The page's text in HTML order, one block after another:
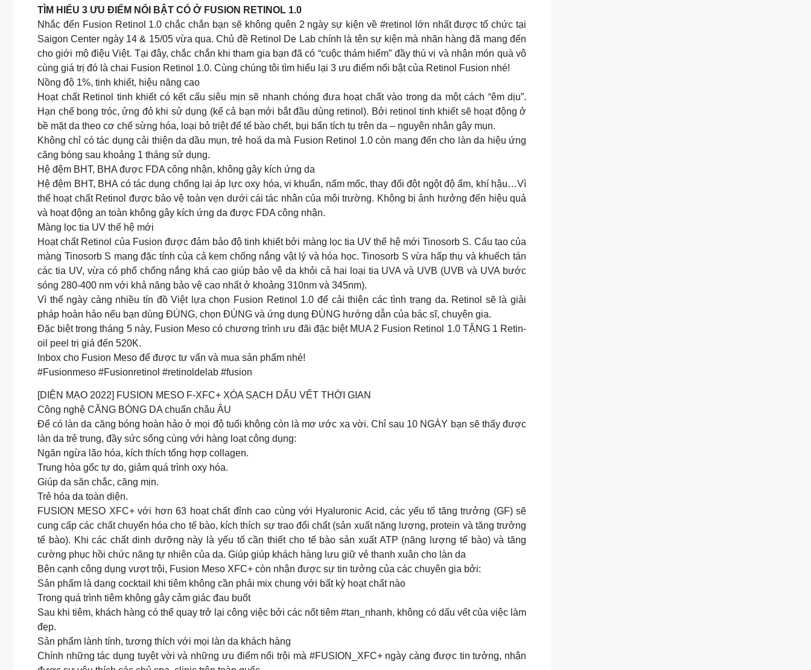
TÌM HIỂU 3 ƯU ĐIỂM NỔI BẬT CÓ Ở FUSION RETINOL 1.0
Nhắc đến Fusion Retinol 1.0 chắc chắn bạn sẽ không quên 2 ngày sự kiện về #retinol lớn nhất được tổ chức tại
Saigon Center ngày 14 & 15/05 vừa qua. Chủ đề Retinol De Lab chính là tên sự kiện mà nhãn hàng đã mang đến
cho giới mộ điệu Việt. Tại đây, chắc chắn khi tham gia bạn đã có “cuộc thám hiểm” đầy thú vị và nhận món quà vô
cùng giá trị đó là chai Fusion Retinol 1.0. Cùng chúng tôi tìm hiểu lại 3 ưu điểm nổi bật của Retinol Fusion nhé!
Nồng độ 1%, tinh khiết, hiệu năng cao
Hoạt chất Retinol tinh khiết có kết cấu siêu mịn sẽ nhanh chóng đưa hoạt chất vào trong da một cách “êm dịu”.
Hạn chế bong tróc, ửng đỏ khi sử dụng (kể cả bạn mới bắt đầu dùng retinol). Bởi retinol tinh khiết sẽ hoạt động ở
bề mặt da theo cơ chế sừng hóa, loại bỏ triệt để tế bào chết, bụi bẩn tích tụ trên da – nguyên nhân gây mụn.
Không chỉ có tác dụng cải thiện da dầu mụn, trẻ hoá da mà Fusion Retinol 1.0 còn mang đến cho làn da hiệu ứng
căng bóng sau khoảng 1 tháng sử dụng.
Hệ đệm BHT, BHA được FDA công nhận, không gây kích ứng da
Hệ đệm BHT, BHA có tác dụng chống lại áp lực oxy hóa, vi khuẩn, nấm mốc, thay đổi đột ngột độ ẩm, khí hậu…Vì
thế hoạt chất Retinol được bảo vệ toàn vẹn dưới cái tác nhân của môi trường. Không bị ảnh hưởng đến hiệu quả
và hoạt động an toàn không gây kích ứng da được FDA công nhận.
Màng lọc tia UV thế hệ mới
Hoạt chất Retinol của Fusion được đảm bảo độ tinh khiết bởi màng lọc tia UV thế hệ mới Tinosorb S. Cấu tạo của
màng Tinosorb S mang đặc tính của cả kem chống nắng vật lý và hóa học. Tinosorb S vừa hấp thụ và khuếch tán
các tia UV, vừa có phổ chống nắng khá cao giúp bảo vệ da khỏi cả hai loại tia UVA và UVB (UVB và UVA bước
sóng 280-400 nm với khả năng bảo vệ cao nhất ở khoảng 310nm và 345nm).
Vì thế ngày càng nhiều tín đồ Việt lựa chọn Fusion Retinol 1.0 để cải thiện các tình trạng da. Retinol sẽ là giải
pháp hoàn hảo nếu bạn dùng ĐÚNG, chọn ĐÚNG và ứng dụng ĐÚNG hướng dẫn của bác sĩ, chuyên gia.
Đặc biệt trong tháng 5 này, Fusion Meso có chương trình ưu đãi đặc biệt MUA 2 Fusion Retinol 1.0 TẶNG 1 Retin-
oil peel trị giá đến 520K.
Inbox cho Fusion Meso để được tư vấn và mua sản phẩm nhé!
#Fusionmeso #Fusionretinol #retinoldelab #fusion
[DIỆN MẠO 2022] FUSION MESO F-XFC+ XÓA SẠCH DẤU VẾT THỜI GIAN
Công nghệ CĂNG BÓNG DA chuẩn châu ÂU
Để có làn da căng bóng hoàn hảo ở mọi độ tuổi không còn là mơ ước xa vời. Chỉ sau 10 NGÀY bạn sẽ thấy được
làn da trẻ trung, đầy sức sống cùng với hàng loạt công dụng:
Ngăn ngừa lão hóa, kích thích tổng hợp collagen.
Trung hòa gốc tự do, giảm quá trình oxy hóa.
Giúp da săn chắc, căng mịn.
Trẻ hóa da toàn diện.
FUSION MESO XFC+ với hơn 63 hoạt chất đỉnh cao cùng với Hyaluronic Acid, các yếu tố tăng trưởng (GF) sẽ
cung cấp các chất chuyển hóa cho tế bào, kích thích sự trao đổi chất (sản xuất năng lượng, protein và tăng trưởng
tế bào). Khi các chất dinh dưỡng này là yếu tố cần thiết cho tế bào sản xuất ATP (năng lượng tế bào) và tăng
cường phục hồi chức năng tự nhiên của da. Giúp giúp khách hàng lưu giữ vẻ thanh xuân cho làn da
Bên cạnh công dụng vượt trội, Fusion Meso XFC+ còn nhận được sự tin tưởng của các chuyên gia bởi:
Sản phẩm là dạng cocktail khi tiêm không cần phải mix chung với bất kỳ hoạt chất nào
Trong quá trình tiêm không gây cảm giác đau buốt
Sau khi tiêm, khách hàng có thể quay trở lại công việc bởi các nốt tiêm #tan_nhanh, không có dấu vết của việc làm
đẹp.
Sản phẩm lành tính, tương thích với mọi làn da khách hàng
Chính những tác dụng tuyệt vời và những ưu điểm nổi trội mà #FUSION_XFC+ ngày càng được tin tưởng, nhận